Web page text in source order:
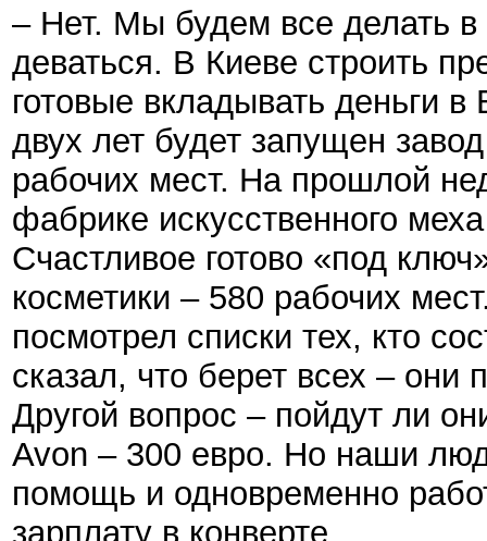
– Нет. Мы будем все делать
деваться. В Киеве строить
готовые вкладывать деньги
двух лет будет запущен
рабочих мест. На прошлой
фабрике искусственного
Счастливое готово «под
косметики – 580 рабочих
посмотрел списки тех, кто
сказал, что берет всех –
Другой вопрос – пойдут ли
Avon – 300 евро. Но наши
помощь и одновременно
зарплату в конверте.